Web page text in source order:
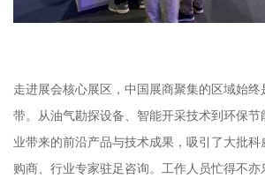
走进展会核心展区，中国展商聚集的区域始
带。从油气勘探设备、智能开采技术到环保节
业带来的前沿产品与技术成果，吸引了大批
购商、行业专家驻足咨询。工作人员忙得不